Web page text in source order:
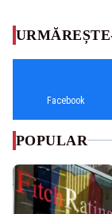
Facebook
POPULAR